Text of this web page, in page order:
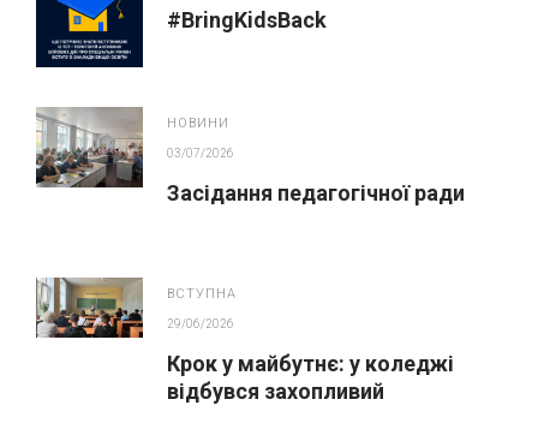
#BringKidsBack
НОВИНИ
03/07/2026
Засідання педагогічної ради
ВСТУПНА
29/06/2026
Крок у майбутнє: у коледжі
відбувся захопливий